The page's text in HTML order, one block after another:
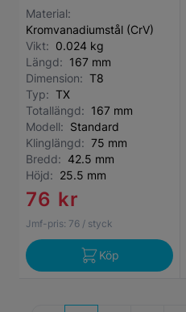
Material:
Kromvanadiumstål (CrV)
Vikt: 0.024 kg
Längd: 167 mm
Dimension: T8
Typ: TX
Totallängd: 167 mm
Modell: Standard
Klinglängd: 75 mm
Bredd: 42.5 mm
Höjd: 25.5 mm
76 kr
Jmf-pris: 76 / styck
Köp